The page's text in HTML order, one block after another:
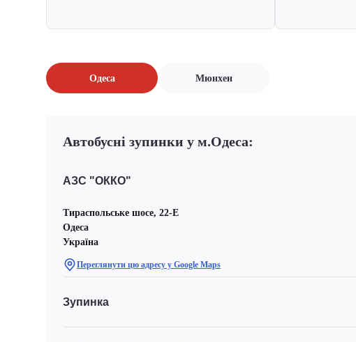
Одеса Мюнхен
Автобусні зупинки у м.Одеса:
АЗС "ОККО"
Тираспольське шосе, 22-Е
Одеса
Україна
Переглянути цю адресу у Google Maps
Зупинка